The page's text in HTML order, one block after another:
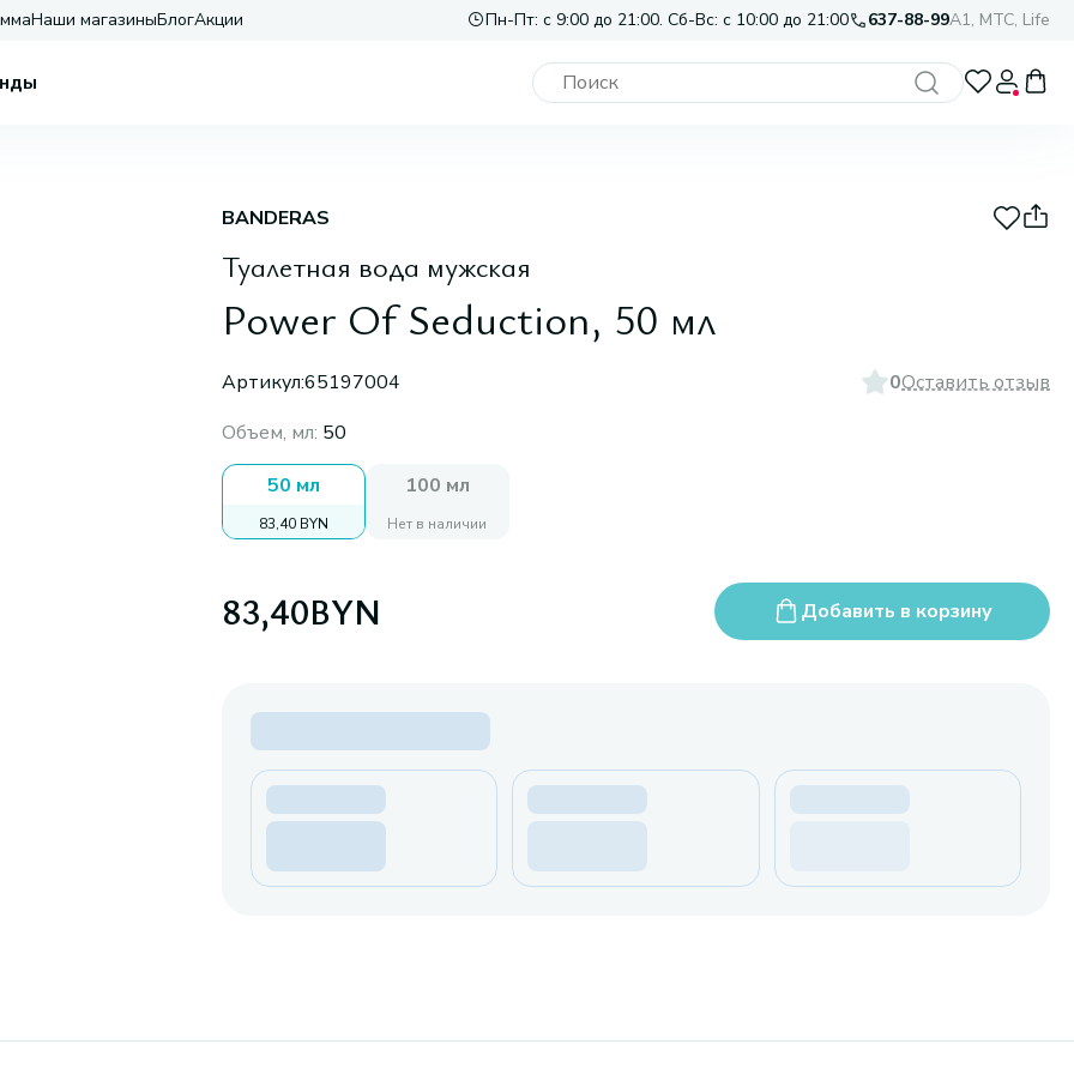
Наши магазиныБлогАкции Пн-Пт: с 9:00 до 21:00. Сб-Вс: с 10:00 до 21:00 637-88-99A1, МТС, Life
BANDERAS
Туалетная вода мужская
Power Of Seduction, 50 мл
Артикул:65197004 0Оставить отзыв
Объем, мл: 50
50 мл
83,40 BYN
100 мл
Нет в наличии
83,40BYN Добавить в корзину